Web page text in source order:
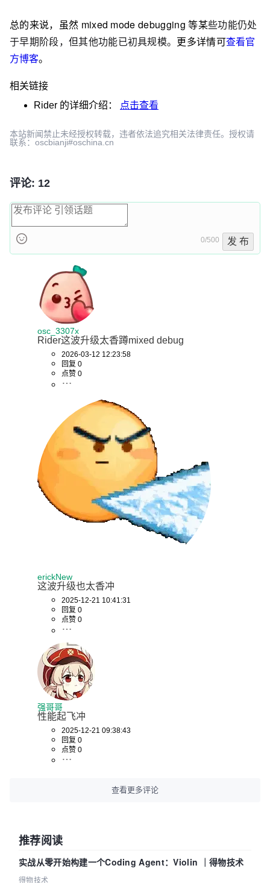
总的来说，虽然 mixed mode debugging 等某些功能仍处
于早期阶段，但其他功能已初具规模。 更多详情可查看官
方博客。
相关链接
Rider 的详细介绍： 点击查看
本站新闻禁止未经授权转载，违者依法追究相关法律责任。授权请
联系：oscbianji#oschina.cn
评论: 12
0/500 发 布
osc_3307x
Rider这波升级太香蹲mixed debug
2026-03-12 12:23:58
回复 0
点赞 0
erickNew
这波升级也太香冲
2025-12-21 10:41:31
回复 0
点赞 0
强哥哥
性能起飞冲
2025-12-21 09:38:43
回复 0
点赞 0
查看更多评论
推荐阅读
实战从零开始构建一个Coding Agent：Violin ｜得物技术
得物技术